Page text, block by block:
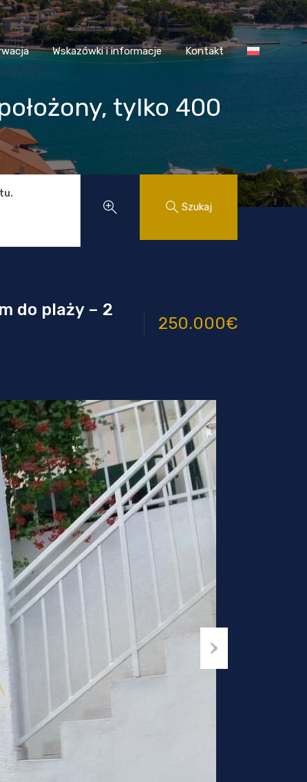
Chorwacja Wskazówki i informacje Kontakt
Wskazówki i informacje Kontakt
tylko 400
Szukaj
do plaży – 2
250.000€